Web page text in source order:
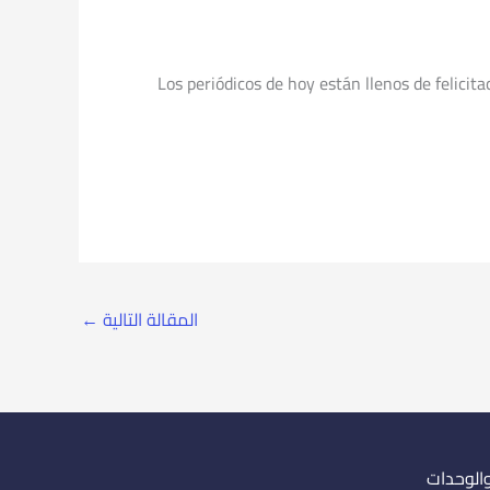
Los periódicos de hoy están llenos de
المقالة التالية ←